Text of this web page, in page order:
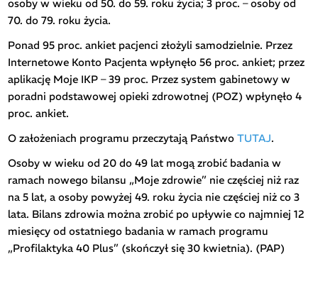
osoby w wieku od 50. do 59. roku życia; 3 proc. – osoby od
70. do 79. roku życia.
Ponad 95 proc. ankiet pacjenci złożyli samodzielnie. Przez
Internetowe Konto Pacjenta wpłynęło 56 proc. ankiet; przez
aplikację Moje IKP – 39 proc. Przez system gabinetowy w
poradni podstawowej opieki zdrowotnej (POZ) wpłynęło 4
proc. ankiet.
O założeniach programu przeczytają PaństwoTUTAJ.
Osoby w wieku od 20 do 49 lat mogą zrobić badania w
ramach nowego bilansu „Moje zdrowie” nie częściej niż raz
na 5 lat, a osoby powyżej 49. roku życia nie częściej niż co 3
lata. Bilans zdrowia można zrobić po upływie co najmniej 12
miesięcy od ostatniego badania w ramach programu
„Profilaktyka 40 Plus” (skończył się 30 kwietnia). (PAP)